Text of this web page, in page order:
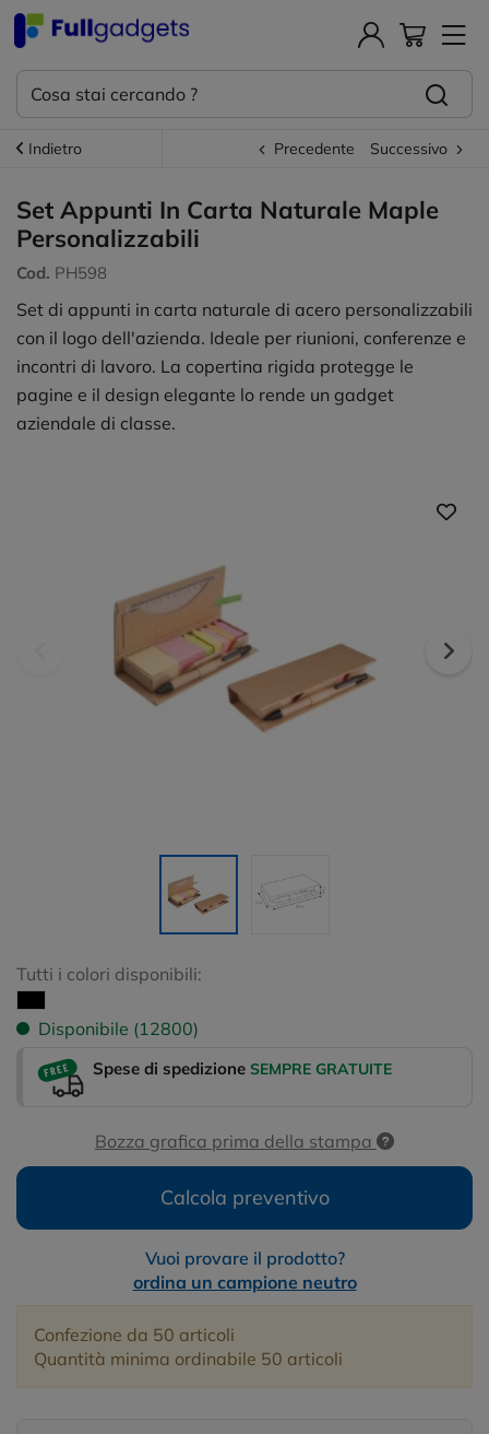
Indietro Precedente Successivo
Set Appunti In Carta Naturale Maple
Personalizzabili
Cod. PH598
Set di appunti in carta naturale di acero personalizzabili
con il logo dell'azienda. Ideale per riunioni, conferenze e
incontri di lavoro. La copertina rigida protegge le
pagine e il design elegante lo rende un gadget
aziendale di classe.
Tutti i colori disponibili:
Disponibile (12800)
Spese di spedizione SEMPRE GRATUITE
Bozza grafica prima della stampa
Calcola preventivo
Vuoi provare il prodotto?
ordina un campione neutro
Confezione da 50 articoli
Quantità minima ordinabile 50 articoli